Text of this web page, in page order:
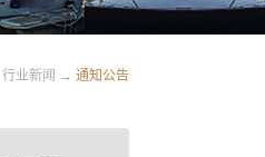
行业新闻 → 通知公告